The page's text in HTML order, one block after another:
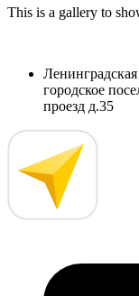
This is a gallery to
городское
проезд д.35